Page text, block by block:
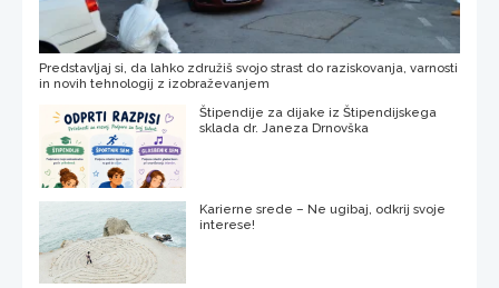
Predstavljaj si, da lahko združiš svojo strast do raziskovanja, varnosti
in novih tehnologij z izobraževanjem
Štipendije za dijake iz Štipendijskega
sklada dr. Janeza Drnovška
Karierne srede – Ne ugibaj, odkrij svoje
interese!